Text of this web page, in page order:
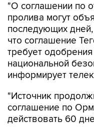
"О соглашении по
пролива могут
последующих дней,
что соглашение
требует
национальной
информирует
"Источник
соглашение по
действовать 60